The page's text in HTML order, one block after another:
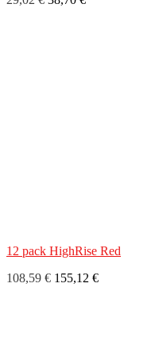
12 pack HighRise Red
108,59 € 155,12 €